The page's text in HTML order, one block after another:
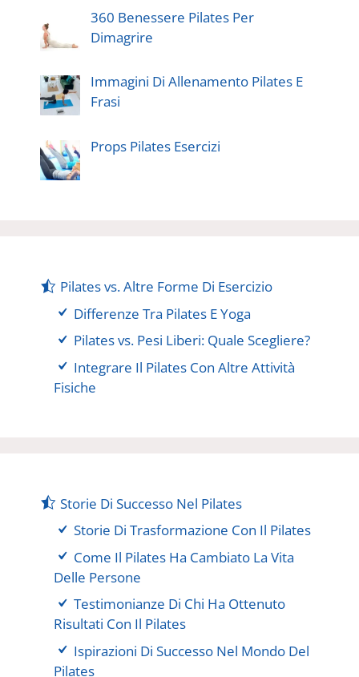
360 Benessere Pilates Per
Dimagrire
Immagini Di Allenamento Pilates E
Frasi
Props Pilates Esercizi
Pilates vs. Altre Forme Di Esercizio
Differenze Tra Pilates E Yoga
Pilates vs. Pesi Liberi: Quale Scegliere?
Integrare Il Pilates Con Altre Attività
Fisiche
Storie Di Successo Nel Pilates
Storie Di Trasformazione Con Il Pilates
Come Il Pilates Ha Cambiato La Vita
Delle Persone
Testimonianze Di Chi Ha Ottenuto
Risultati Con Il Pilates
Ispirazioni Di Successo Nel Mondo Del
Pilates